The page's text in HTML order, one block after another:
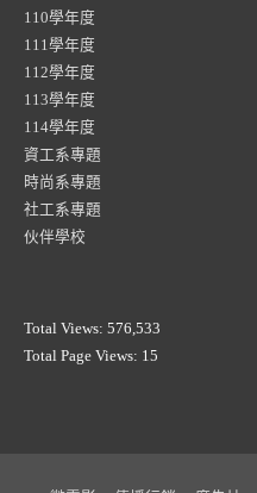
110學年度
111學年度
112學年度
113學年度
114學年度
資工系專題
時尚系專題
社工系專題
伙伴學校
Total Views: 576,533
Total Page Views: 15